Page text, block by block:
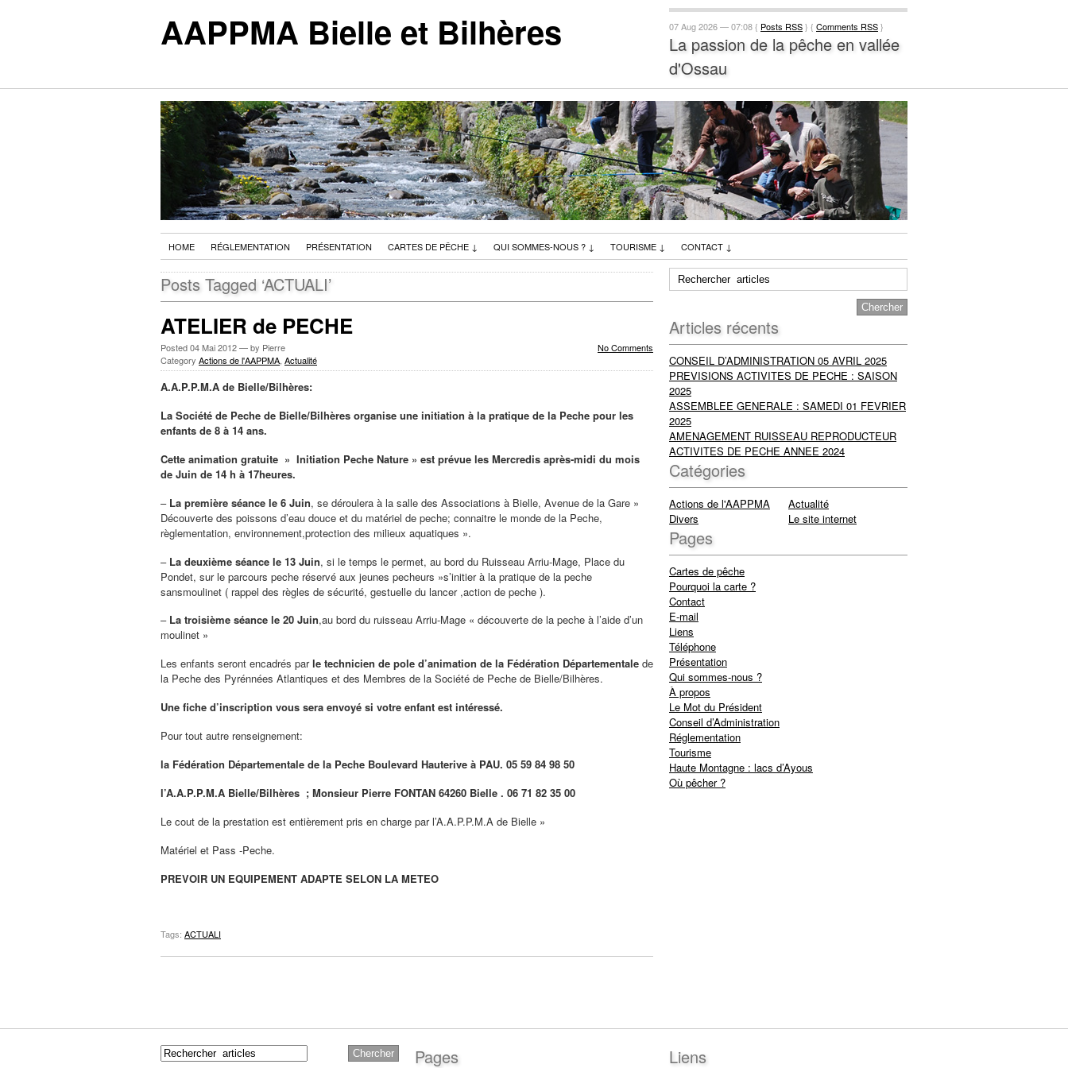
AAPPMA Bielle et Bilhères 07 Aug 2026 — 07:08 { Posts RSS} { Comments RSS}
La passion de la pêche en vallée
d'Ossau
HOME RÉGLEMENTATION PRÉSENTATION CARTES DE PÊCHE ↓ QUI SOMMES-NOUS ? ↓ TOURISME ↓ CONTACT ↓
Posts Tagged ‘ACTUALI’
ATELIER de PECHE
No Comments
Posted04 Mai 2012— by Pierre
Category Actions de l'AAPPMA Actualité
A.A.P.P.M.A de Bielle/Bilhères:
La Société de Peche de Bielle/Bilhères organise une initiation à la pratique de la Peche pour les
enfants de 8 à 14 ans.
Cette animation gratuite » Initiation Peche Nature » est prévue les Mercredis après-midi du mois
de Juin de 14 h à 17heures.
– La première séance le 6 Juin, se déroulera à la salle des Associations à Bielle, Avenue de la Gare »
Découverte des poissons d’eau douce et du matériel de peche; connaitre le monde de la Peche,
règlementation, environnement,protection des milieux aquatiques ».
–La deuxième séance le 13 Juin, si le temps le permet, au bord du Ruisseau Arriu-Mage, Place du
Pondet, sur le parcours peche réservé aux jeunes pecheurs »s’initier à la pratique de la peche
sansmoulinet ( rappel des règles de sécurité, gestuelle du lancer ,action de peche ).
– La troisième séance le 20 Juin,au bord du ruisseau Arriu-Mage « découverte de la peche à l’aide d’un
moulinet »
Les enfants seront encadrés parle technicien de pole d’animation de la Fédération Départementale de
la Peche des Pyrénnées Atlantiques et des Membres de la Société de Peche de Bielle/Bilhères.
Une fiche d’inscription vous sera envoyé si votre enfant est intéressé.
Pour tout autre renseignement:
la Fédération Départementale de la Peche Boulevard Hauterive à PAU. 05 59 84 98 50
l’A.A.P.P.M.A Bielle/Bilhères ; Monsieur Pierre FONTAN 64260 Bielle . 06 71 82 35 00
Le cout de la prestation est entièrement pris en charge par l’A.A.P.P.M.A de Bielle »
Matériel et Pass -Peche.
PREVOIR UN EQUIPEMENT ADAPTE SELON LA METEO
Tags: ACTUALI
Articles récents
CONSEIL D’ADMINISTRATION 05 AVRIL 2025
PREVISIONS ACTIVITES DE PECHE : SAISON
2025
ASSEMBLEE GENERALE : SAMEDI 01 FEVRIER
2025
AMENAGEMENT RUISSEAU REPRODUCTEUR
ACTIVITES DE PECHE ANNEE 2024
Catégories
Actions de l'AAPPMA
Actualité
Divers
Le site internet
Pages
Cartes de pêche
Pourquoi la carte ?
Contact
E-mail
Liens
Téléphone
Présentation
Qui sommes-nous ?
À propos
Le Mot du Président
Conseil d’Administration
Réglementation
Tourisme
Haute Montagne : lacs d’Ayous
Où pêcher ?
Pages Liens